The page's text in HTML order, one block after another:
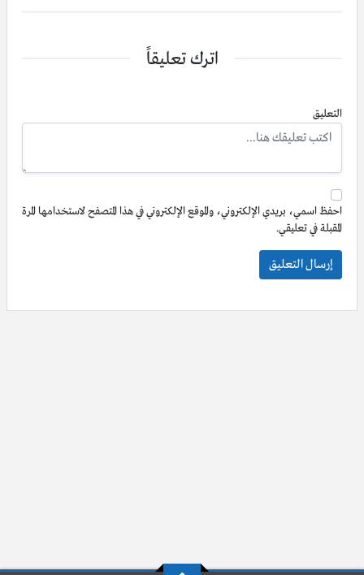
اترك تعليقاً
التعليق
احفظ اسمي، بريدي الإلكتروني، والموقع الإلكتروني في هذا المتصفح لاستخدامها المرة
المقبلة في تعليقي.